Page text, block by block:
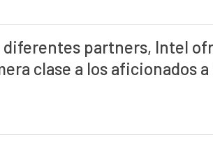
diferentes partners, Intel
clase a los aficionados